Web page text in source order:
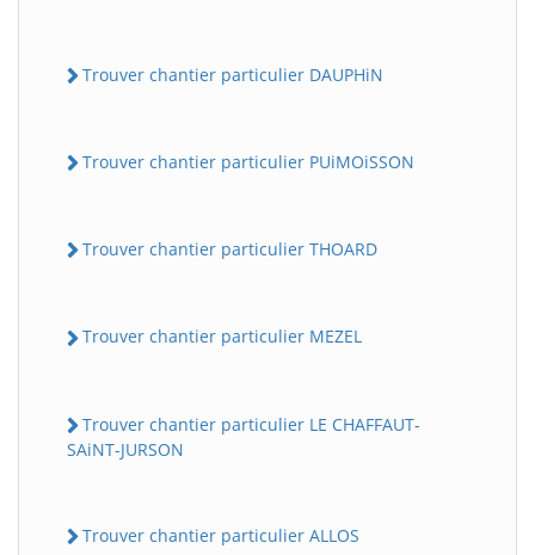
Trouver chantier particulier DAUPHiN
Trouver chantier particulier PUiMOiSSON
Trouver chantier particulier THOARD
Trouver chantier particulier MEZEL
Trouver chantier particulier LE CHAFFAUT-
SAiNT-JURSON
Trouver chantier particulier ALLOS